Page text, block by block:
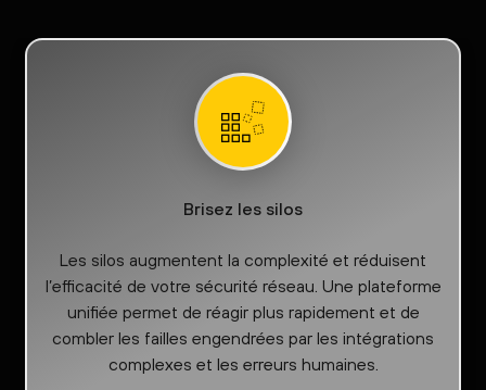
Brisez les silos
Les silos augmentent la complexité et réduisent
l’efficacité de votre sécurité réseau. Une plateforme
unifiée permet de réagir plus rapidement et de
combler les failles engendrées par les intégrations
complexes et les erreurs humaines.